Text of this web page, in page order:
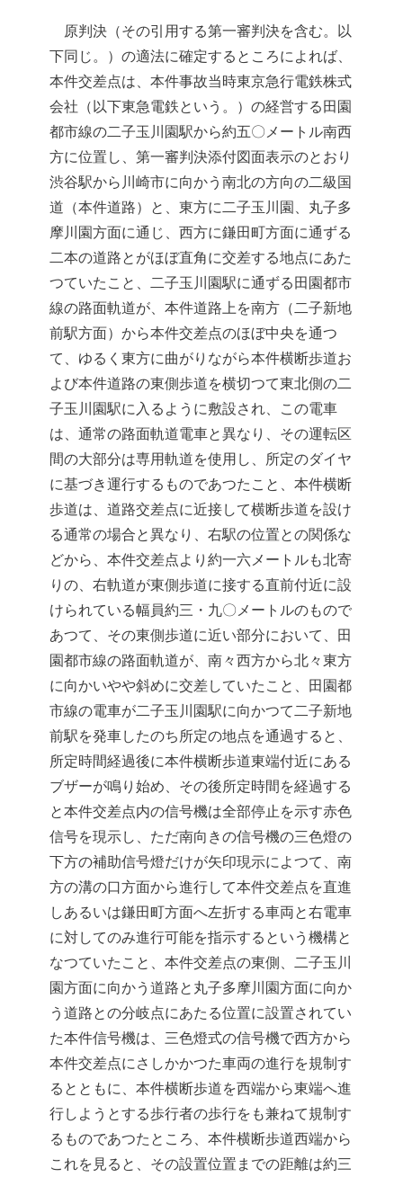
原判決（その引用する第一審判決を含む。以
下同じ。）の適法に確定するところによれば、
本件交差点は、本件事故当時東京急行電鉄株式
会社（以下東急電鉄という。）の経営する田園
都市線の二子玉川園駅から約五〇メートル南西
方に位置し、第一審判決添付図面表示のとおり
渋谷駅から川崎市に向かう南北の方向の二級国
道（本件道路）と、東方に二子玉川園、丸子多
摩川園方面に通じ、西方に鎌田町方面に通ずる
二本の道路とがほぼ直角に交差する地点にあた
つていたこと、二子玉川園駅に通ずる田園都市
線の路面軌道が、本件道路上を南方（二子新地
前駅方面）から本件交差点のほぼ中央を通つ
て、ゆるく東方に曲がりながら本件横断歩道お
よび本件道路の東側歩道を横切つて東北側の二
子玉川園駅に入るように敷設され、この電車
は、通常の路面軌道電車と異なり、その運転区
間の大部分は専用軌道を使用し、所定のダイヤ
に基づき運行するものであつたこと、本件横断
歩道は、道路交差点に近接して横断歩道を設け
る通常の場合と異なり、右駅の位置との関係な
どから、本件交差点より約一六メートルも北寄
りの、右軌道が東側歩道に接する直前付近に設
けられている幅員約三・九〇メートルのもので
あつて、その東側歩道に近い部分において、田
園都市線の路面軌道が、南々西方から北々東方
に向かいやや斜めに交差していたこと、田園都
市線の電車が二子玉川園駅に向かつて二子新地
前駅を発車したのち所定の地点を通過すると、
所定時間経過後に本件横断歩道東端付近にある
ブザーが鳴り始め、その後所定時間を経過する
と本件交差点内の信号機は全部停止を示す赤色
信号を現示し、ただ南向きの信号機の三色燈の
下方の補助信号燈だけが矢印現示によつて、南
方の溝の口方面から進行して本件交差点を直進
しあるいは鎌田町方面へ左折する車両と右電車
に対してのみ進行可能を指示するという機構と
なつていたこと、本件交差点の東側、二子玉川
園方面に向かう道路と丸子多摩川園方面に向か
う道路との分岐点にあたる位置に設置されてい
た本件信号機は、三色燈式の信号機で西方から
本件交差点にさしかかつた車両の進行を規制す
るとともに、本件横断歩道を西端から東端へ進
行しようとする歩行者の歩行をも兼ねて規制す
るものであつたところ、本件横断歩道西端から
これを見ると、その設置位置までの距離は約三